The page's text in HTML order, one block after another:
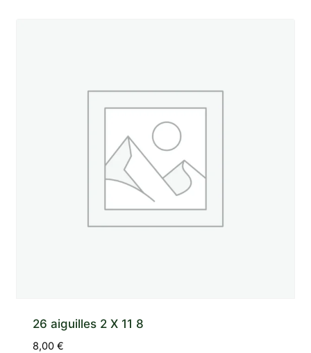
26 aiguilles 2 X 11 8
8,00€